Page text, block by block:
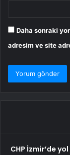
Daha sonraki
adresim ve site
CHP İzmir’de